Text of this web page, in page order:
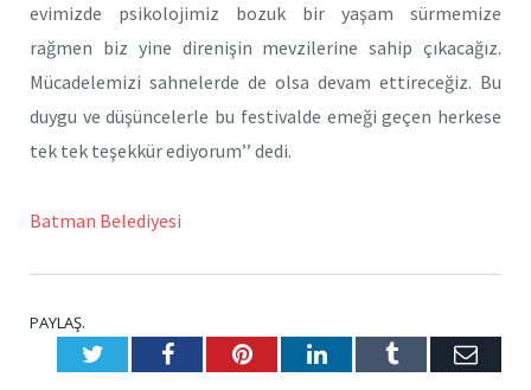
evimizde psikolojimiz bozuk bir yaşam sürmemize
rağmen biz yine direnişin mevzilerine sahip çıkacağız.
Mücadelemizi sahnelerde de olsa devam ettireceğiz. Bu
duygu ve düşüncelerle bu festivalde emeği geçen herkese
tek tek teşekkür ediyorum’’ dedi.
Batman Belediyesi
PAYLAŞ.
TwitterFacebookPinterestLinkedInTumblr E-